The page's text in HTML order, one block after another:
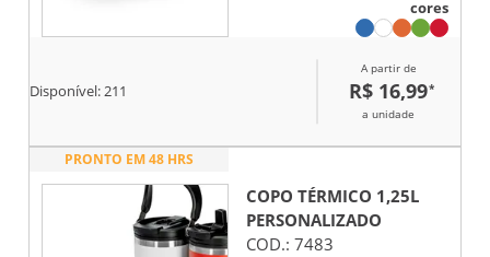
cores
Disponível:211
A partir de
R$ 16,99*
a unidade
PRONTO EM 48 HRS
COPO TÉRMICO 1,25L
PERSONALIZADO
COD.: 7483